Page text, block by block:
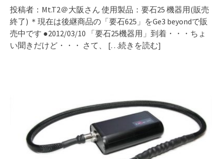
投稿者：Mt.T2＠大阪さん 使用製品：要石25 機器用(販売
終了) ＊現在は後継商品の「要石625」をGe3 beyondで販
売中です ●2012/03/10 「要石25機器用」到着・・・ちょ
い聞きだけど・・・ さて、
[…続きを読む]